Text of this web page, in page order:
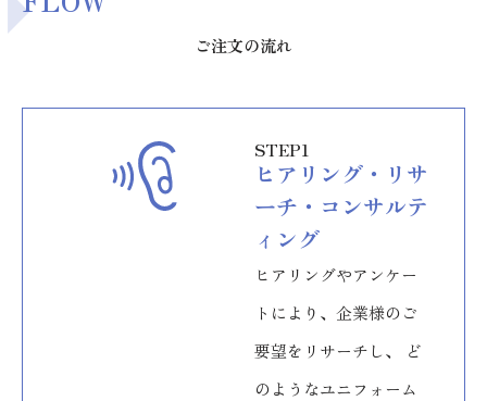
ご注文の流れ
STEP1
ヒアリング・リサ
ーチ・コンサルテ
ィング
ヒアリングやアンケー
トにより、企業様のご
要望をリサーチし、 ど
のようなユニフォーム